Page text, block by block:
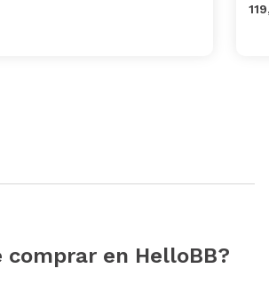
comprar en HelloBB?